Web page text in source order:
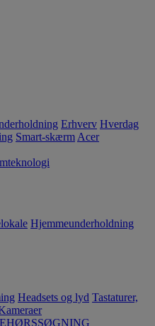
Erhverv Hverdag
Smart-skærm Acer
Hjemmeunderholdning
Headsets og lyd Tastaturer,